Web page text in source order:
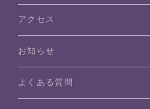
アクセス
お知らせ
よくある質問